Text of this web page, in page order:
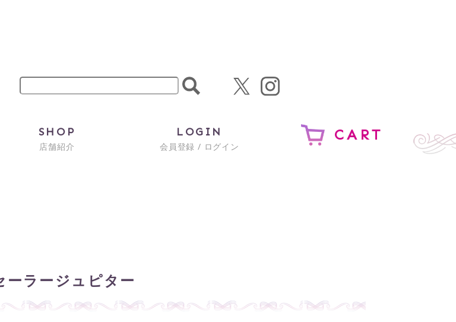
SHOP
店舗紹介
LOGIN
会員登録 / ログイン
CART
ラージュピター